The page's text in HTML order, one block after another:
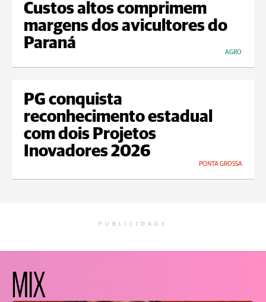
Custos altos comprimem
margens dos avicultores do
Paraná
AGRO
PG conquista
reconhecimento estadual
com dois Projetos
Inovadores 2026
PONTA GROSSA
PUBLICIDADE
MIX